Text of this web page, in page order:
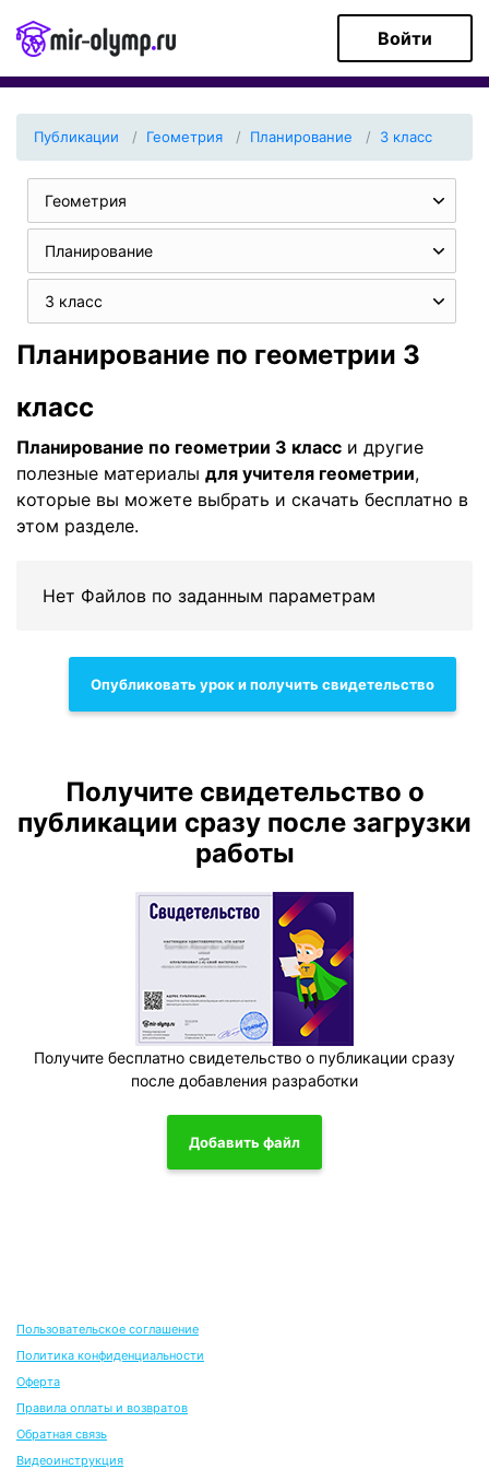
Войти
Публикации Геометрия Планирование 3 класс
Геометрия
Планирование
3 класс
Планирование по геометрии 3
класс
Планирование по геометрии 3 класс и другие
полезные материалы для учителя геометрии,
которые вы можете выбрать и скачать бесплатно в
этом разделе.
Нет Файлов по заданным параметрам
Опубликовать урок и получить свидетельство
Получите свидетельство о
публикации сразу после загрузки
работы
Получите бесплатно свидетельство о публикации сразу
после добавления разработки
Добавить файл
Пользовательское соглашение
Политика конфиденциальности
Оферта
Правила оплаты и возвратов
Обратная связь
Видеоинструкция